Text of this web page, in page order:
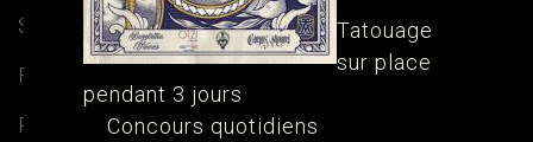
Son travail en quelques mots :
Fine line.
Pour la contacter, lui parler de votre projet ou
Tatouage
sur place
pendant 3 jours
Concours quotidiens